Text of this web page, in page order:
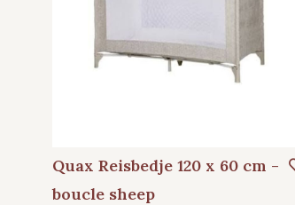
Quax Reisbedje 120 x 60 cm -
boucle sheep